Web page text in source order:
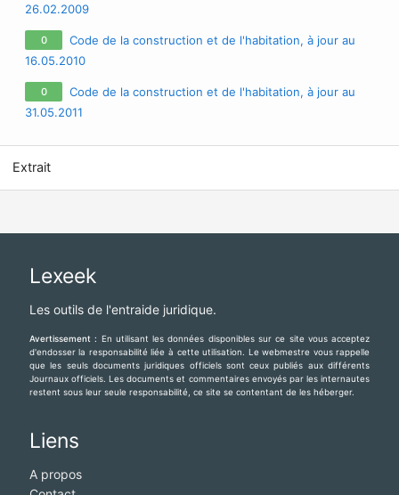
26.02.2009
0
Code de la construction et de l'habitation, à jour au
16.05.2010
0
Code de la construction et de l'habitation, à jour au
31.05.2011
Extrait
Lexeek
Les outils de l'entraide juridique.
Avertissement : En utilisant les données disponibles sur ce site vous acceptez
d'endosser la responsabilité liée à cette utilisation. Le webmestre vous rappelle
que les seuls documents juridiques officiels sont ceux publiés aux différents
Journaux officiels. Les documents et commentaires envoyés par les internautes
restent sous leur seule responsabilité, ce site se contentant de les héberger.
Liens
A propos